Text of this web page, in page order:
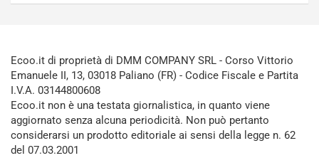
Ecoo.it di proprietà di DMM COMPANY SRL - Corso Vittorio
Emanuele II, 13, 03018 Paliano (FR) - Codice Fiscale e Partita
I.V.A. 03144800608
Ecoo.it non è una testata giornalistica, in quanto viene
aggiornato senza alcuna periodicità. Non può pertanto
considerarsi un prodotto editoriale ai sensi della legge n. 62
del 07.03.2001